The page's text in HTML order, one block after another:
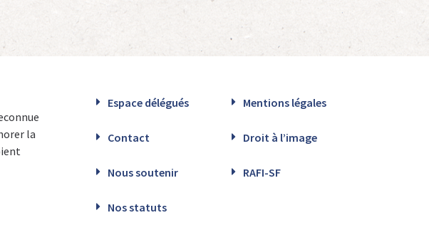
la
Espace délégués Mentions légales
Contact Droit à l’image
Nous soutenir RAFI-SF
Nos statuts